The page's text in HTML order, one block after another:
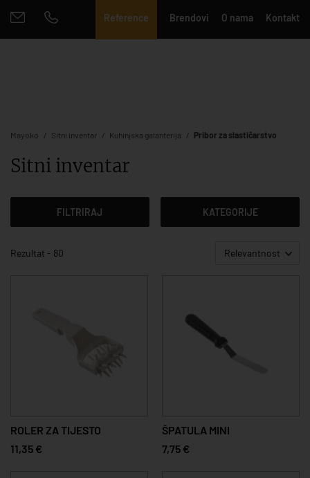
Reference Brendovi O nama Kontakt
Mayoko Sitni inventar Kuhinjska galanterija Pribor za slastičarstvo
Sitni inventar
FILTRIRAJ KATEGORIJE
Rezultat - 80 Relevantnost
ROLER ZA TIJESTO
11,35 €
ŠPATULA MINI
7,75 €